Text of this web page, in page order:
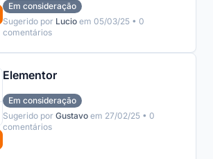
Em consideração
Sugerido por Lucio em 05/03/25 • 0
comentários
Elementor
Em consideração
Sugerido por Gustavo em 27/02/25 • 0
comentários